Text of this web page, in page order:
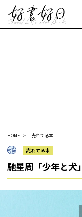
HOME 売れてる本
売れてる本
馳星周「少年と